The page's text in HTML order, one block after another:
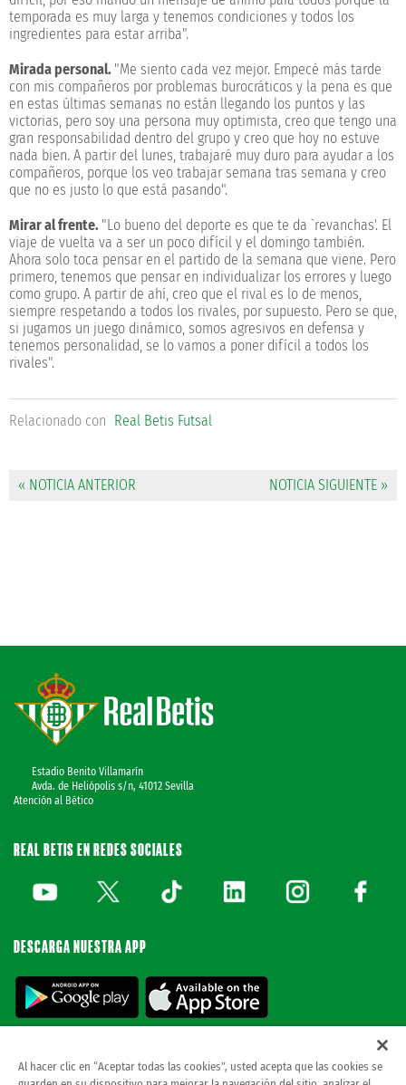
temporada es muy larga y tenemos condiciones y todos los
ingredientes para estar arriba".
Mirada personal. "Me siento cada vez mejor. Empecé más tarde
con mis compañeros por problemas burocráticos y la pena es que
en estas últimas semanas no están llegando los puntos y las
victorias, pero soy una persona muy optimista, creo que tengo una
gran responsabilidad dentro del grupo y creo que hoy no estuve
nada bien. A partir del lunes, trabajaré muy duro para ayudar a los
compañeros, porque los veo trabajar semana tras semana y creo
que no es justo lo que está pasando".
Mirar al frente. "Lo bueno del deporte es que te da `revanchas'. El
viaje de vuelta va a ser un poco difícil y el domingo también.
Ahora solo toca pensar en el partido de la semana que viene. Pero
primero, tenemos que pensar en individualizar los errores y luego
como grupo. A partir de ahí, creo que el rival es lo de menos,
siempre respetando a todos los rivales, por supuesto. Pero se que,
si jugamos un juego dinámico, somos agresivos en defensa y
tenemos personalidad, se lo vamos a poner difícil a todos los
rivales".
Relacionado con Real Betis Futsal
« NOTICIA ANTERIOR NOTICIA SIGUIENTE »
Estadio Benito Villamarín
Avda. de Heliópolis s/n, 41012 Sevilla
Atención al Bético
REAL BETIS EN REDES SOCIALES
DESCARGA NUESTRA APP
Al hacer clic en “Aceptar todas las cookies”, usted acepta que las cookies se